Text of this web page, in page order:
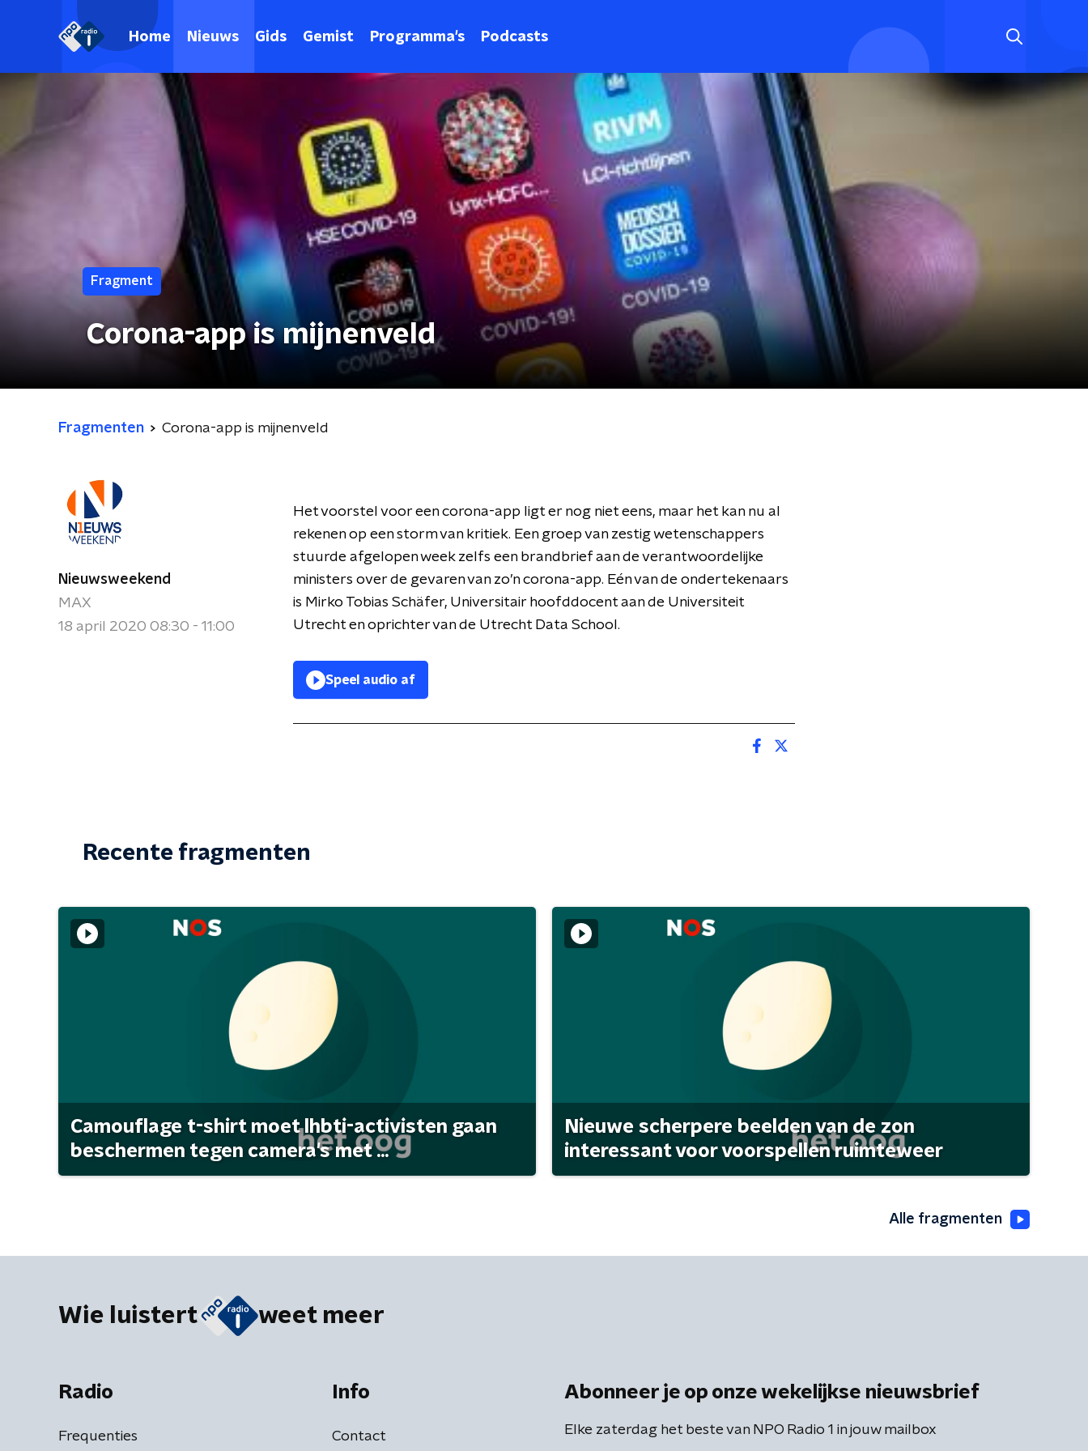
Home Nieuws Gids Gemist Programma's Podcasts
Fragment
Corona-app is mijnenveld
Fragmenten Corona-app is mijnenveld
Nieuwsweekend
MAX
18 april 2020 08:30 - 11:00
Het voorstel voor een corona-app ligt er nog niet eens, maar het kan nu al
rekenen op een storm van kritiek. Een groep van zestig wetenschappers
stuurde afgelopen week zelfs een brandbrief aan de verantwoordelijke
ministers over de gevaren van zo’n corona-app. Eén van de ondertekenaars
is Mirko Tobias Schäfer, Universitair hoofddocent aan de Universiteit
Utrecht en oprichter van de Utrecht Data School.
Speel audio af
Recente fragmenten
Camouflage t-shirt moet lhbti-activisten gaan
beschermen tegen camera's met ...
Nieuwe scherpere beelden van de zon
interessant voor voorspellen ruimteweer
Alle fragmenten
Wie luistert weet meer
Radio
Frequenties
Info
Contact
Abonneer je op onze wekelijkse nieuwsbrief
Elke zaterdag het beste van NPO Radio 1 in jouw mailbox